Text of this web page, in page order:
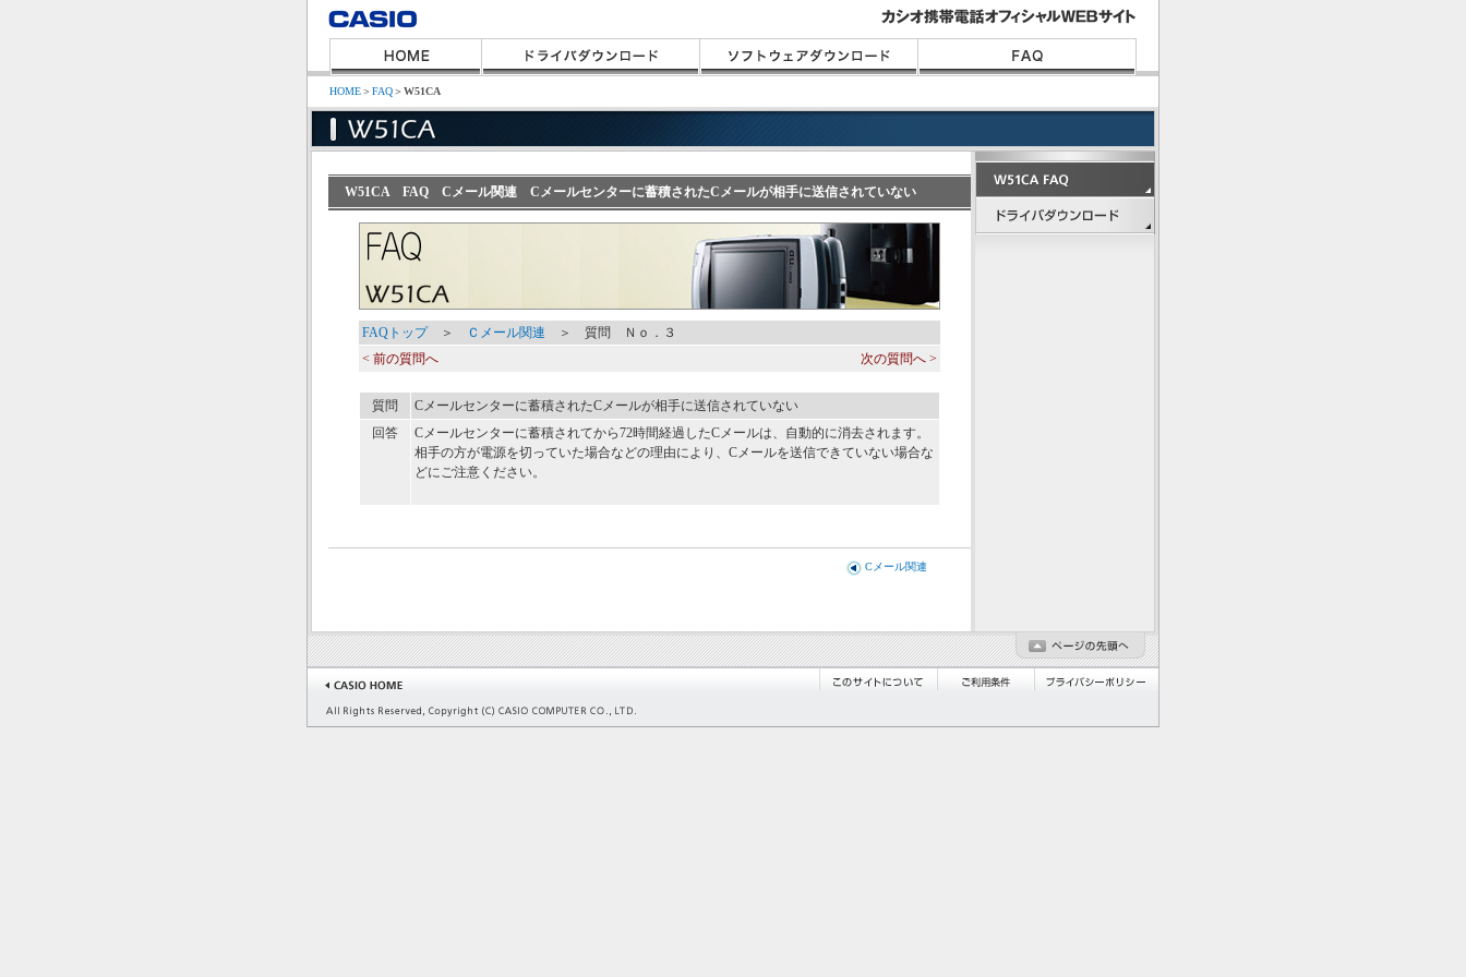
HOME＞FAQ＞W51CA
W51CA FAQ Cメール関連 Cメールセンターに蓄積されたCメールが相手に送信されていない
FAQトップ＞ Ｃメール関連 ＞ 質問 Ｎｏ．３
< 前の質問へ
次の質問へ >
質問
Cメールセンターに蓄積されたCメールが相手に送信されていない
回答
Cメールセンターに蓄積されてから72時間経過したCメールは、自動的に消去されます。
相手の方が電源を切っていた場合などの理由により、Cメールを送信できていない場合な
どにご注意ください。
Cメール関連